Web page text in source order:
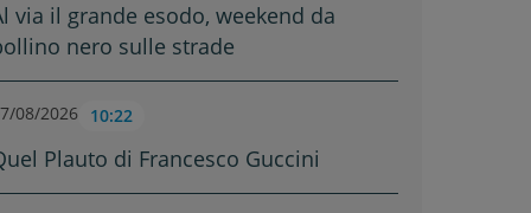
via il grande esodo, weekend da
nero sulle strade
08/2026 10:22
Plauto di Francesco Guccini